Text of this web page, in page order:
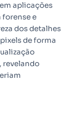
aplicações
e
dos detalhes
de forma
revelando